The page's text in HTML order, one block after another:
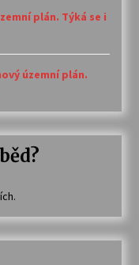
plán. Týká se i
územní plán.